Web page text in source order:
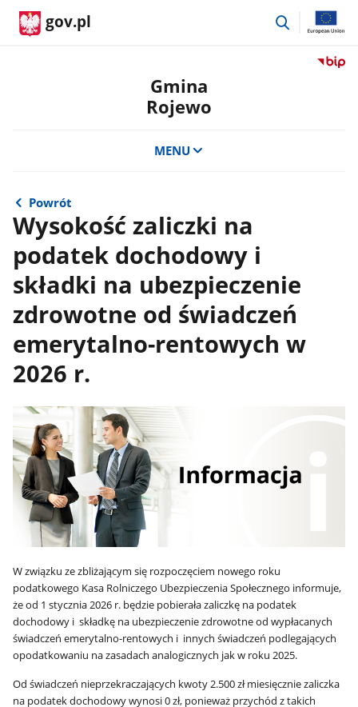
gov.pl
przejdź
Przejdź
Gmina
Rojewo
MENU
Powrót
Wysokość zaliczki na
podatek dochodowy i
składki na ubezpieczenie
zdrowotne od świadczeń
emerytalno-rentowych w
2026 r.
W związku ze zbliżającym się rozpoczęciem nowego roku
podatkowego Kasa Rolniczego Ubezpieczenia Społecznego informuje,
że od 1 stycznia 2026 r. będzie pobierała zaliczkę na podatek
dochodowy i składkę na ubezpieczenie zdrowotne od wypłacanych
świadczeń emerytalno-rentowych i innych świadczeń podlegających
opodatkowaniu na zasadach analogicznych jak w roku 2025.
Od świadczeń nieprzekraczających kwoty 2.500 zł miesięcznie zaliczka
na podatek dochodowy wynosi 0 zł, ponieważ przychód z takich